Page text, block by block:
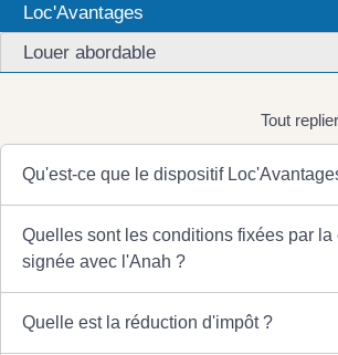
Loc'Avantages
Louer abordable
Tout replier
Qu'est-ce que le dispositif
Quelles sont les conditions fixées par la
signée avec l'Anah ?
Quelle est la réduction d'impôt ?